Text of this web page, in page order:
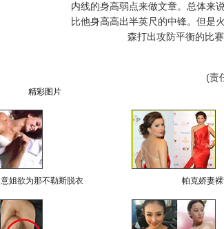
内线的身高弱点来做文章。总体来
比他身高高出半英尺的中锋。但是
森打出攻防平衡的比赛
(责
精彩图片
意姐欲为那不勒斯脱衣 帕克娇妻